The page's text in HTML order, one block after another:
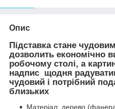
Опис
Підставка стане
дозволить економічно
робочому столі, а
надпис щодня
чудовий і потрібний
близьких
Матеріал: дерево